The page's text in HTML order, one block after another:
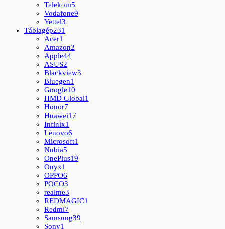
Telekom5
Vodafone9
Yettel3
Táblagép231
Acer1
Amazon2
Apple44
ASUS2
Blackview3
Bluegen1
Google10
HMD Global1
Honor7
Huawei17
Infinix1
Lenovo6
Microsoft1
Nubia5
OnePlus19
Onyx1
OPPO6
POCO3
realme3
REDMAGIC1
Redmi7
Samsung39
Sony1